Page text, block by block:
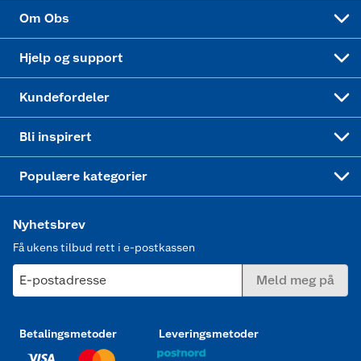
Om Obs
Hjelp og support
Kundefordeler
Bli inspirert
Populære kategorier
Nyhetsbrev
Få ukens tilbud rett i e-postkassen
E-postadresse Meld meg på
Betalingsmetoder Leveringsmetoder